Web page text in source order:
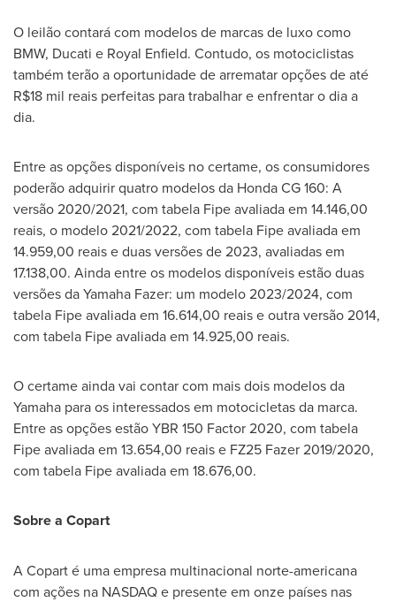
O leilão contará com modelos de marcas de luxo como
BMW, Ducati e Royal Enfield. Contudo, os motociclistas
também terão a oportunidade de arrematar opções de até
R$18 mil reais perfeitas para trabalhar e enfrentar o dia a
dia.
Entre as opções disponíveis no certame, os consumidores
poderão adquirir quatro modelos da Honda CG 160: A
versão 2020/2021, com tabela Fipe avaliada em 14.146,00
reais, o modelo 2021/2022, com tabela Fipe avaliada em
14.959,00 reais e duas versões de 2023, avaliadas em
17.138,00. Ainda entre os modelos disponíveis estão duas
versões da Yamaha Fazer: um modelo 2023/2024, com
tabela Fipe avaliada em 16.614,00 reais e outra versão 2014,
com tabela Fipe avaliada em 14.925,00 reais.
O certame ainda vai contar com mais dois modelos da
Yamaha para os interessados em motocicletas da marca.
Entre as opções estão YBR 150 Factor 2020, com tabela
Fipe avaliada em 13.654,00 reais e FZ25 Fazer 2019/2020,
com tabela Fipe avaliada em 18.676,00.
Sobre a Copart
A Copart é uma empresa multinacional norte-americana
com ações na NASDAQ e presente em onze países nas